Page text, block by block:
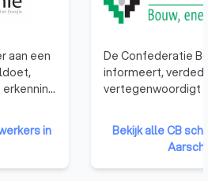
aan een
het
in
De Confederatie
informeert,
vertegenwoordigt
éénmanszaken
bedrijven. De
vertegenwoordigt
ondernemingen
Bekijk alle CB